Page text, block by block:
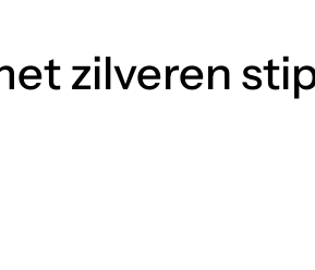
zilveren